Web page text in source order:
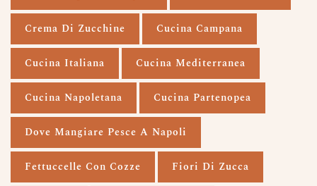
Crema Di Zucchine Cucina Campana
Cucina Italiana Cucina Mediterranea
Cucina Napoletana Cucina Partenopea
Dove Mangiare Pesce A Napoli
Fettuccelle Con Cozze Fiori Di Zucca